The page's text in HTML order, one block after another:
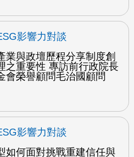
影響力對談
業與政壇歷程分享制度創
之重要性 專訪前行政院長
會榮譽顧問毛治國顧問
影響力對談
如何面對挑戰重建信任與